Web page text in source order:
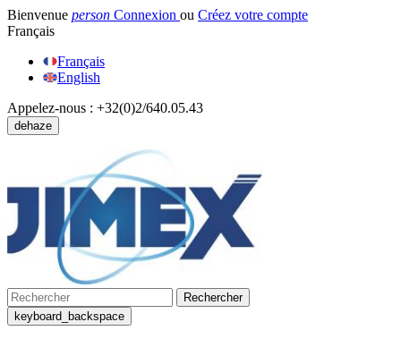
Bienvenue person Connexion ou Créez votre compte
Français
Français
English
Appelez-nous : +32(0)2/640.05.43
dehaze
Rechercher
keyboard_backspace